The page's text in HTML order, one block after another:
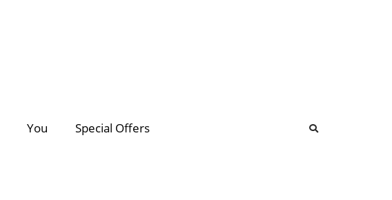
You Special Offers
Search